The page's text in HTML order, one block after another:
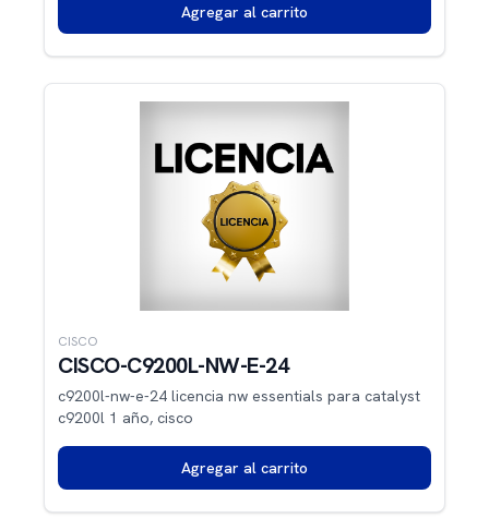
Agregar al carrito
CISCO
CISCO-C9200L-NW-E-24
c9200l-nw-e-24 licencia nw essentials para catalyst
c9200l 1 año, cisco
Agregar al carrito